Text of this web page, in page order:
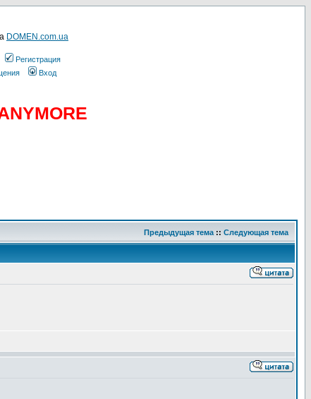
DOMEN.com.ua
Регистрация
Вход
Предыдущая тема :: Следующая тема